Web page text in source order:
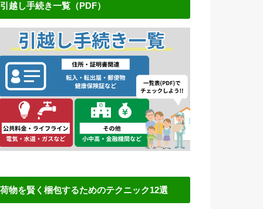
引越し手続き一覧（PDF）
荷物を賢く梱包するためのテクニック12選